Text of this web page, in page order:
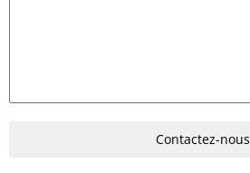
Contactez-nous